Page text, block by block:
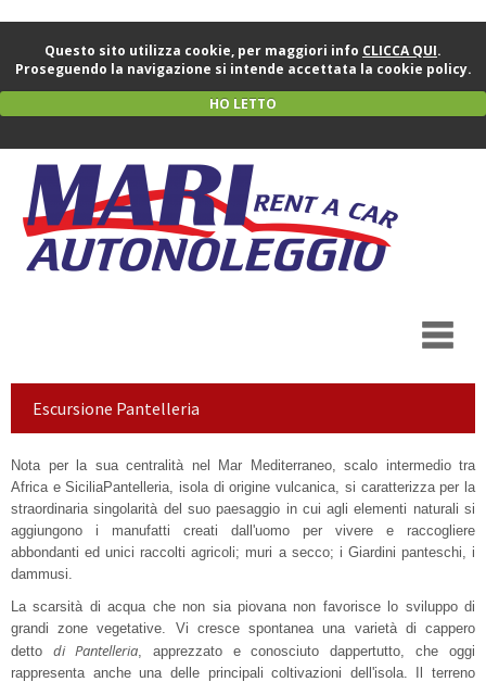
Questo sito utilizza cookie, per maggiori info CLICCA QUI.
Proseguendo la navigazione si intende accettata la cookie policy.
HO LETTO
Escursione Pantelleria
Nota per la sua centralità nel Mar Mediterraneo, scalo intermedio tra
Africa e SiciliaPantelleria, isola di origine vulcanica, si caratterizza per la
straordinaria singolarità del suo paesaggio in cui agli elementi naturali si
aggiungono i manufatti creati dall'uomo per vivere e raccogliere
abbondanti ed unici raccolti agricoli; muri a secco; i Giardini panteschi, i
dammusi.
La scarsità di acqua che non sia piovana non favorisce lo sviluppo di
grandi zone vegetative. Vi cresce spontanea una varietà di cappero
detto di Pantelleria, apprezzato e conosciuto dappertutto, che oggi
rappresenta anche una delle principali coltivazioni dell'isola. Il terreno